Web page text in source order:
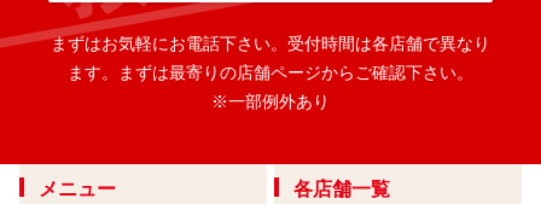
まずはお気軽にお電話下さい。 受付時間は各店舗で異なり
ます。
まずは最寄りの店舗ページからご確認下さい。
※一部例外あり
メニュー 各店舗一覧